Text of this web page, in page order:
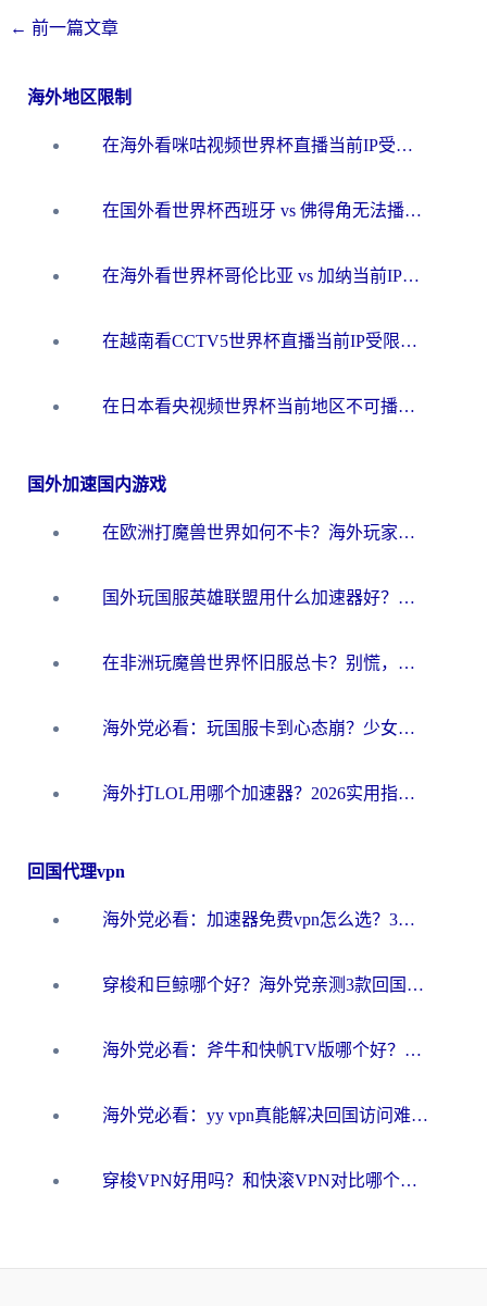
← 前一篇文章
海外地区限制
在海外看咪咕视频世界杯直播当前IP受限制？这篇指南帮你搞定所有体育赛事观看难题
在国外看世界杯西班牙 vs 佛得角无法播放？这篇指南帮你解锁所有中文体育直播
在海外看世界杯哥伦比亚 vs 加纳当前IP受限制？这篇指南帮你流畅看中文解说赛事
在越南看CCTV5世界杯直播当前IP受限制？海外党体育观赛终极指南来了
在日本看央视频世界杯当前地区不可播放？海外党体育观赛终极指南
国外加速国内游戏
在欧洲打魔兽世界如何不卡？海外玩家的国服游戏加速终极攻略
国外玩国服英雄联盟用什么加速器好？海外党亲测有效的国服游戏加速指南
在非洲玩魔兽世界怀旧服总卡？别慌，这份指南帮你丝滑开荒
海外党必看：玩国服卡到心态崩？少女前线云图计划加速器免费推荐+碧蓝航线足球世界流畅攻略
海外打LOL用哪个加速器？2026实用指南：从延迟到设备适配，一篇解决你的国服游戏痛点
回国代理vpn
海外党必看：加速器免费vpn怎么选？3步教你无缝访问国内资源
穿梭和巨鲸哪个好？海外党亲测3款回国加速器，教你避开90%的坑
海外党必看：斧牛和快帆TV版哪个好？3分钟选对回国加速器，无缝刷B站、追热剧
海外党必看：yy vpn真能解决回国访问难题？附云极initap测评+免费方案对比
穿梭VPN好用吗？和快滚VPN对比哪个回国效果更好？海外党选回国加速器必看指南